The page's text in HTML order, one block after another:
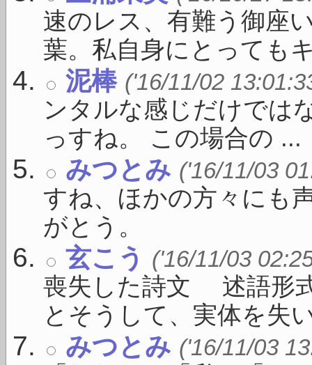
速のレス、有難う御座
葉。私自身にとっても
泥棒 ('16/11/02
ンタルな感じだけでは
っすね。 この場合の ...
みつとみ ('16/11/03
すね、ほかの方々にも
がとう。
玄こう ('16/11/03
喪失した詩文 述語形
とそうして、実体を失
みつとみ ('16/11/03